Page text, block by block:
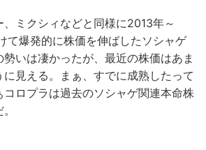
、ミクシィなどと同様に2013年～
て爆発的に株価を伸ばしたソシャゲ
いは凄かったが、最近の株価はあま
に見える。まぁ、すでに成熟したって
ロプラは過去のソシャゲ関連本命株